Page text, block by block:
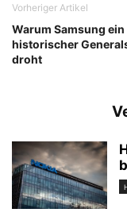
Vorheriger Artikel
Warum Samsung ein
historischer
droht